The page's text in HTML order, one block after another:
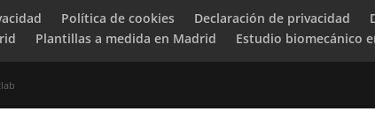
Política de cookies Declaración de privacidad
Plantillas a medida en Madrid Estudio biomecánico